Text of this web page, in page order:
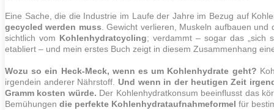
Eine Sache, die die Industrie im Laufe der Jahre im Bezug auf
gecycled werden muss. Gewicht verlieren, Muskeln aufbauen und
sichtlich vom Kohlenhydratcycling; verdammt – sogar das „sich
etabliert – und mein erstes Buch zeigt in diesem Zusammenhang
Wozu so ein Heck-Meck, wenn es um Kohlenhydrate geht?
irgendein anderer Nährstoff. Und wenn in der heutigen Zeit
Gramm kosten würde. Der Kohlenhydratkonsum beeinflusst das
Bemühungen die perfekte Kohlenhydrataufnahmeformel für